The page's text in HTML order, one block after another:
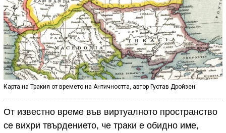
Карта на Тракия от времето на Античността, автор Густав Дройзен
От известно време във виртуалното пространство
се вихри твърдението, че траки е обидно име,